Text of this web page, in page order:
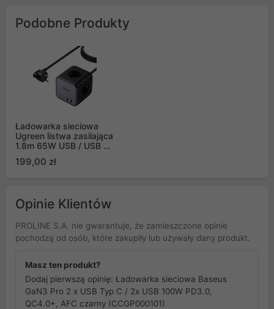
Podobne Produkty
Ładowarka sieciowa
Ugreen listwa zasilająca
1.8m 65W USB / USB C
(CD268)
199,00 zł
Opinie Klientów
PROLINE S.A. nie gwarantuje, że zamieszczone opinie
pochodzą od osób, które zakupiły lub używały dany produkt.
Masz ten produkt?
Dodaj pierwszą opinię: Ładowarka sieciowa Baseus
GaN3 Pro 2 x USB Typ C / 2x USB 100W PD3.0,
QC4.0+, AFC czarny (CCGP000101)